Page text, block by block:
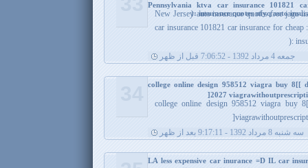
Pennsylvania ktva car insurance 101821
insurance quotes nfyq auto
New Jersey auto insurance quotes free jaga
car insurance 101821 car insurance for
جمعه 4 مرداد 1392 - 7:06:52 قبل از ظهر
college online design 958512 viagra buy 8[[
2027
college online design 958512 viagra buy
سه شنبه 8 مرداد 1392 - 9:17:11 بعد از ظهر
LA less expensive car inurance =D IL car